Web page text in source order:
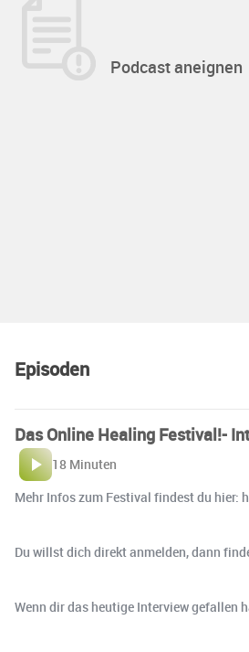
Podcast aneignen
Episoden
Das Online Healing Festival!-
18 Minuten
Mehr Infos zum Festival findest du
Du willst dich direkt anmelden, dann
Wenn dir das heutige Interview gefallen